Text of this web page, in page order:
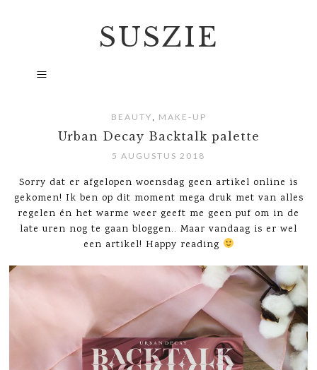
SUSZIE
BEAUTY , MAKE-UP
Urban Decay Backtalk palette
5 AUGUSTUS 2018
Sorry dat er afgelopen woensdag geen artikel online is
gekomen! Ik ben op dit moment mega druk met van alles
regelen én het warme weer geeft me geen puf om in de
late uren nog te gaan bloggen.. Maar vandaag is er wel
een artikel! Happy reading